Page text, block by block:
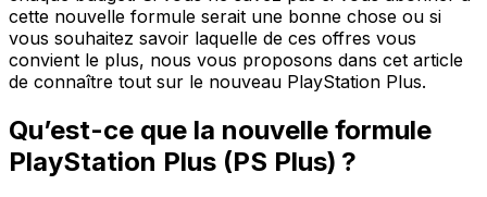
cette nouvelle formule serait une bonne chose ou si
vous souhaitez savoir laquelle de ces offres vous
convient le plus, nous vous proposons dans cet article
de connaître tout sur le nouveau PlayStation Plus.
Qu’est-ce que la nouvelle formule
PlayStation Plus (PS Plus) ?